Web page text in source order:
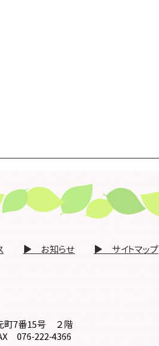
●「金沢市在宅医療連携グル
ープ合同研修会」を開催しま
す【２月１６日（月）】午後
｢金沢市在宅医療連携グループ合
月16（月）19時00分～20時30分）
カッション ※詳細は、チラシをご
覧ください。 講 演 脇田 重
​▶ お知らせ ​▶ サイトマップ
町7番15号 ２階
076-222-4366